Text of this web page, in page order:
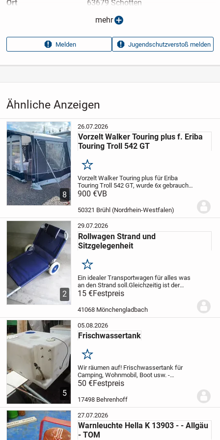
Ähnliche Anzeigen
8
26.07.2026
Vorzelt Walker Touring plus f. Eriba
Touring Troll 542 GT
Merken
Vorzelt Walker Touring plus für Eriba
Touring Troll 542 GT, wurde 6x gebraucht;
ist in einwandfreiem Zustand mit
umlaufenden grauen Schürze sind leichte
Verschmutzu...
900 €VB
50321 Brühl (Nordrhein-Westfalen)
2
29.07.2026
Rollwagen Strand und
Sitzgelegenheit
Merken
Ein idealer Transportwagen für alles was
an den Strand soll.Gleichzeitig ist der
Transportwagen am Strand als
Sitzgelegenheit zu benutzen
Einzelteile zerlegt werden wenn er nicht
gebraucht...
15 €Festpreis
41068 Mönchengladbach
5
05.08.2026
Frischwassertank
Merken
Wir räumen auf! Frischwassertank für
Camping, Wohnmobil, Boot usw. -
gebrauchtMaße bitte den Fotos
entnehmen
50 €Festpreis
17498 Behrenhoff
27.07.2026
Warnleuchte Hella K 13903 - - Allgäu
- TOM
Ort
63679 Schotten
Privatangebot
Anzeigen­datum
24.07.2026
Anzeigen­kennung
1e73892a
Aufrufe dieser
19
Campingfahrzeug Zubehör
mehr
Melden Jugendschutzverstoß melden